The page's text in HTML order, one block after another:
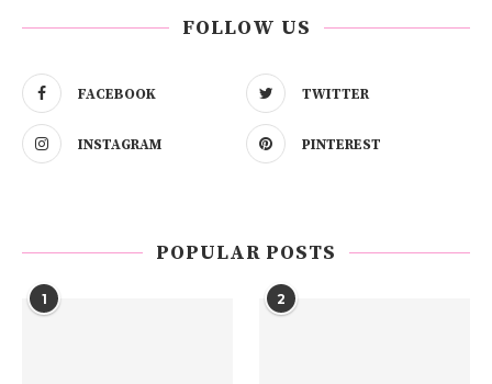
FOLLOW US
FACEBOOK TWITTER
INSTAGRAM PINTEREST
POPULAR POSTS
1 2